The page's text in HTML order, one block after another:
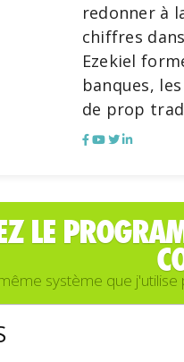
redonner à
chiffres
Ezekiel
banques,
de prop
LE
système que